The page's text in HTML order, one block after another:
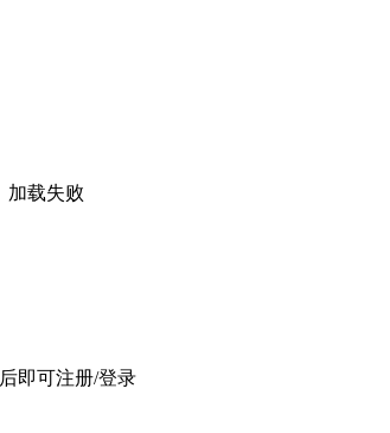
加载失败
后即可注册/登录